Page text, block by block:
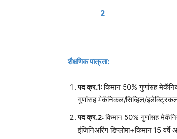
2
शैक्षणिक पात्रता:
पद क्र.1:किमान 50% गुणांसह
गुणांसह मेकॅनिकल/सिव्हिल/
पद क्र.2:किमान 50% गुणांसह
इंजिनिअरिंग डिप्लोमा+किमान 15